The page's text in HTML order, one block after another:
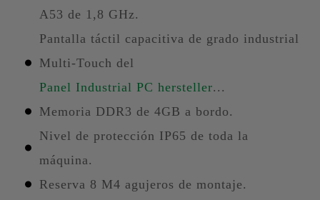
A53 de 1,8 GHz.
Pantalla táctil capacitiva de grado industrial
Multi-Touch del
Panel Industrial PC hersteller...
Memoria DDR3 de 4GB a bordo.
Nivel de protección IP65 de toda la
máquina.
Reserva 8 M4 agujeros de montaje.